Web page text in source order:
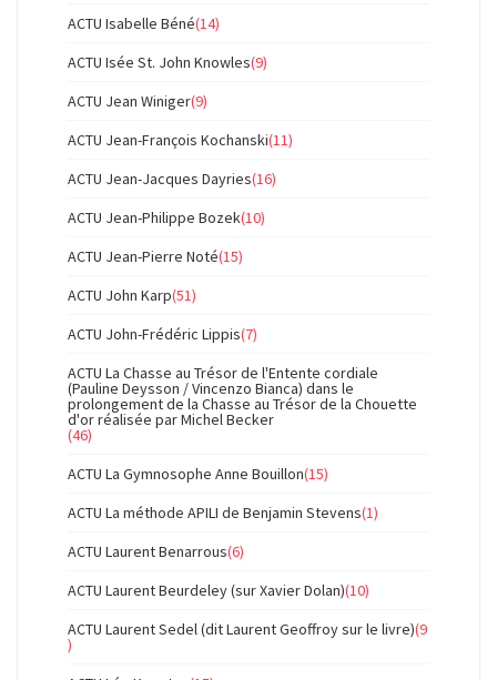
ACTU Isabelle Béné(14)
ACTU Isée St. John Knowles(9)
ACTU Jean Winiger(9)
ACTU Jean-François Kochanski(11)
ACTU Jean-Jacques Dayries(16)
ACTU Jean-Philippe Bozek(10)
ACTU Jean-Pierre Noté(15)
ACTU John Karp(51)
ACTU John-Frédéric Lippis(7)
ACTU La Chasse au Trésor de l'Entente cordiale
(Pauline Deysson / Vincenzo Bianca) dans le
prolongement de la Chasse au Trésor de la Chouette
d'or réalisée par Michel Becker
(46)
ACTU La Gymnosophe Anne Bouillon(15)
ACTU La méthode APILI de Benjamin Stevens(1)
ACTU Laurent Benarrous(6)
ACTU Laurent Beurdeley (sur Xavier Dolan)(10)
ACTU Laurent Sedel (dit Laurent Geoffroy sur le livre)(9
)